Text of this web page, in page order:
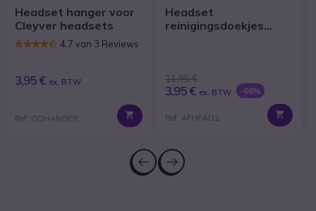
Headset hanger voor
Cleyver headsets
4.7 van 3 Reviews
3,95 € ex. BTW
Ref: ODHANGER
Headset
reinigingsdoekjes
11,95 €
3,95 € ex. BTW -66%
Ref: AFHEAD2